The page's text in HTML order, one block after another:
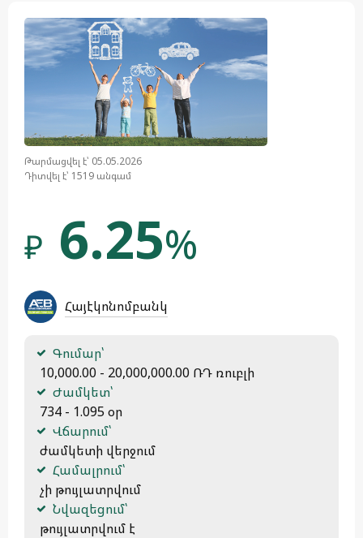
Թարմացվել է՝ 05.05.2026
Դիտվել է՝ 1519 անգամ
₽ 6.25%
Հայէկոնոմբանկ
Գումար՝
10,000.00 - 20,000,000.00 ՌԴ ռուբլի
Ժամկետ՝
734 - 1.095 օր
Վճարում՝
ժամկետի վերջում
Համալրում՝
չի թույլատրվում
Նվազեցում՝
թույլատրվում է